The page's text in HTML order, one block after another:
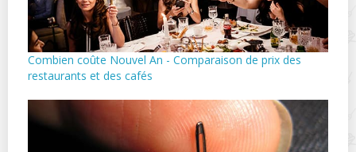
Combien coûte Nouvel An - Comparaison de prix des
restaurants et des cafés